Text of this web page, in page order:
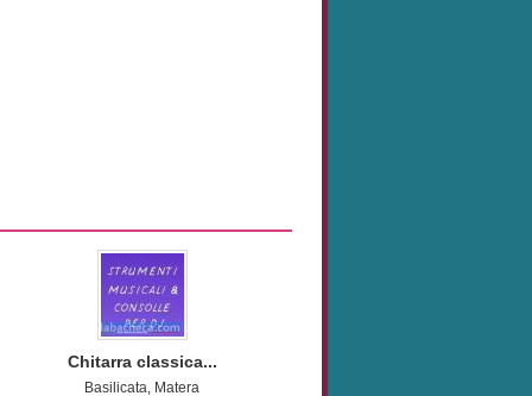
Chitarra classica...
Basilicata, Matera